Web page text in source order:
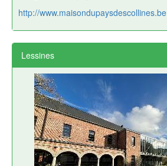
http://www.maisondupaysdescollines.be
Lessines